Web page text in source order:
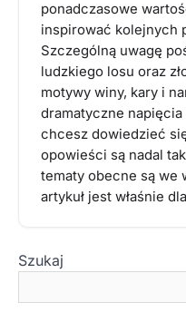
ponadczasowe
inspirować kolejnych
Szczególną uwagę
ludzkiego losu oraz
motywy winy, kary i
dramatyczne
chcesz dowiedzieć
opowieści są nadal
tematy obecne są we
artykuł jest właśnie
Szukaj